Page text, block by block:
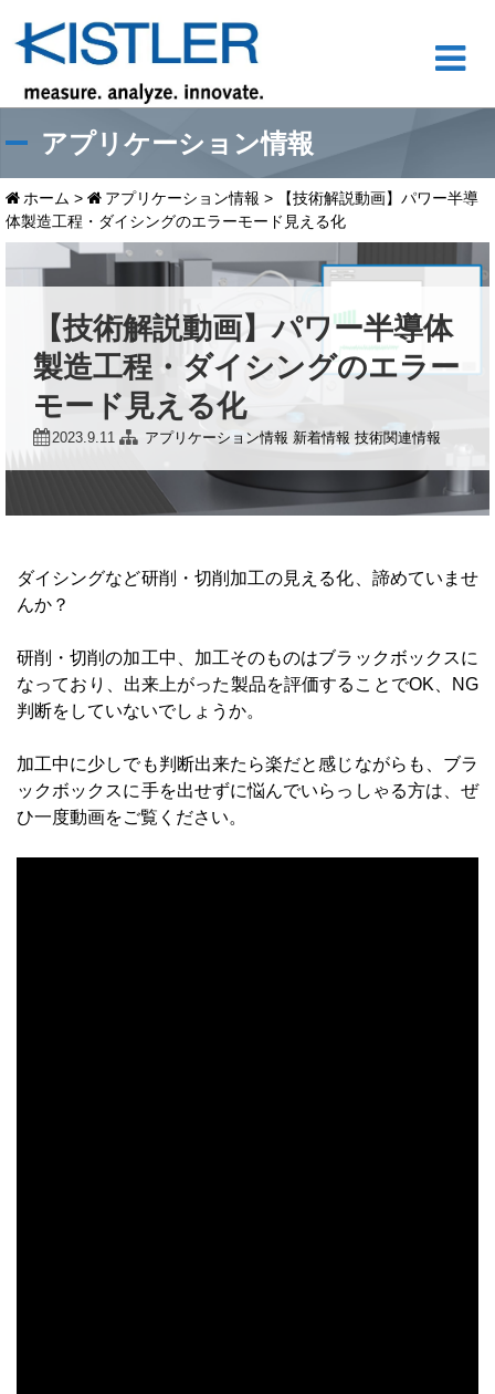
アプリケーション情報
ホーム > アプリケーション情報 >
【技術解説動画】パワー半導
体製造工程・ダイシングのエラーモード見える化
【技術解説動画】パワー半導体
製造工程・ダイシングのエラー
モード見える化
2023.9.11 アプリケーション情報 新着情報 技術関連情報
ダイシングなど研削・切削加工の見える化、諦めていませ
んか？
研削・切削の加工中、加工そのものはブラックボックスに
なっており、出来上がった製品を評価することでOK、NG
判断をしていないでしょうか。
加工中に少しでも判断出来たら楽だと感じながらも、ブラ
ックボックスに手を出せずに悩んでいらっしゃる方は、ぜ
ひ一度動画をご覧ください。